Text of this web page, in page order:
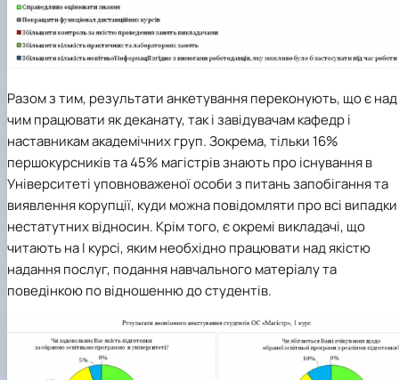
Разом з тим, результати анкетування переконують, що є над
чим працювати як деканату, так і завідувачам кафедр і
наставникам академічних груп. Зокрема, тільки 16%
першокурсників та 45% магістрів знають про існування в
Університеті уповноваженої особи з питань запобігання та
виявлення корупції, куди можна повідомляти про всі випадки
нестатутних відносин. Крім того, є окремі викладачі, що
читають на І курсі, яким необхідно працювати над якістю
надання послуг, подання навчального матеріалу та
поведінкою по відношенню до студентів.